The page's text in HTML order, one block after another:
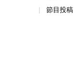
節目投稿